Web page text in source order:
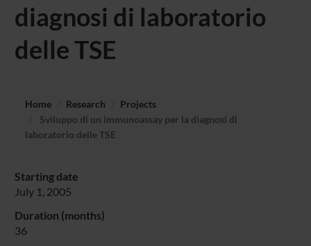
diagnosi di laboratorio
delle TSE
Home Research
Projects
Sviluppo di un immunoassay per la diagnosi di
laboratorio delle TSE
Starting date
July 1, 2005
Duration (months)
36